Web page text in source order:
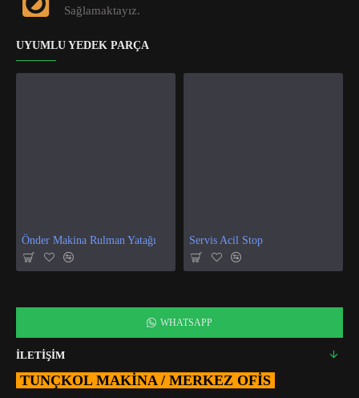
Sağlamaktayız.
UYUMLU YEDEK PARÇA
Önder Makina Rulman Yatağı Servis Acil Stop
WHATSAPP
İLETİŞİM
TUNÇKOL MAKİNA / MERKEZ OFIS